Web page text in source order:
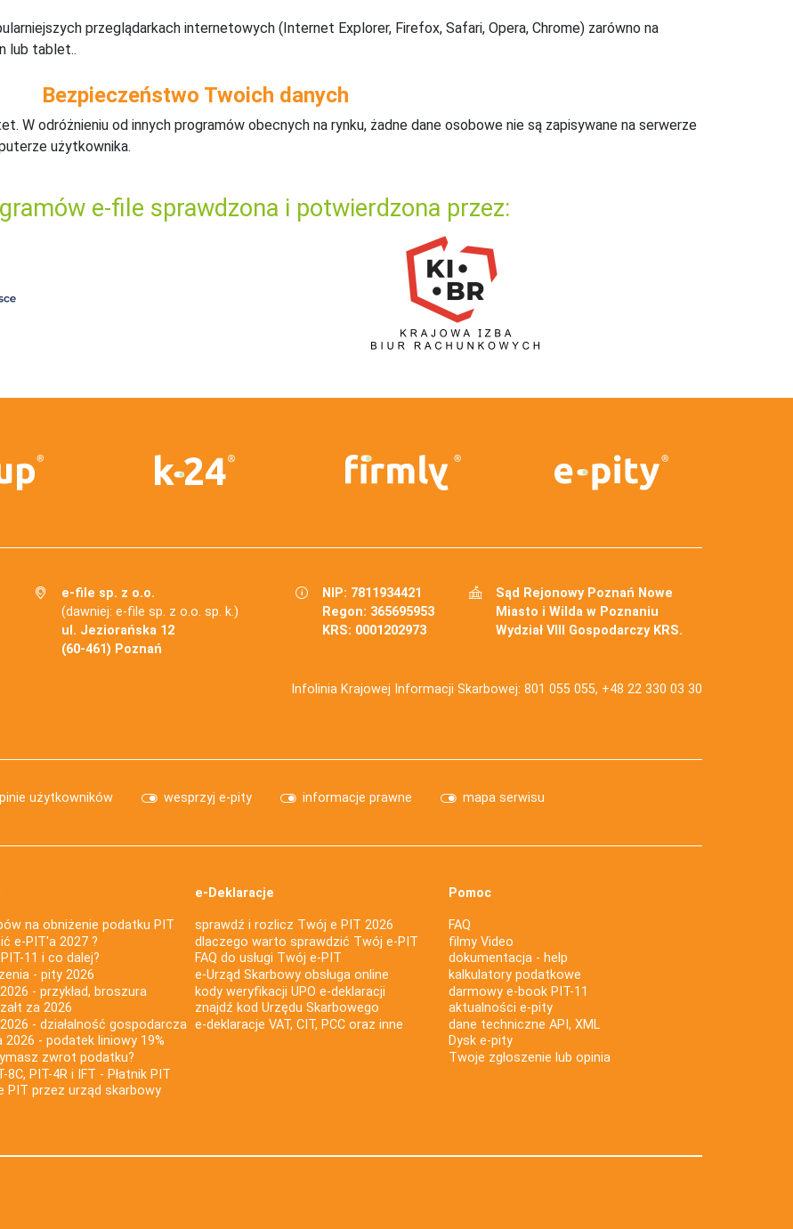
przeglądarkach internetowych (Internet Explorer, Firefox, Safari, Opera, Chrome) zarówno na
lub tablet..
Bezpieczeństwo Twoich danych
W odróżnieniu od innych programów obecnych na rynku, żadne dane osobowe nie są zapisywane na serwerze
użytkownika.
e-file sprawdzona i potwierdzona przez:
e-file sp. z o.o.
(dawniej: e-file sp. z o.o. sp. k.)
ul. Jeziorańska 12
(60-461) Poznań
NIP: 7811934421
Regon: 365695953
KRS: 0001202973
Sąd Rejonowy Poznań Nowe
Miasto i Wilda w Poznaniu
Wydział VIII Gospodarczy KRS.
Infolinia Krajowej Informacji Skarbowej: 801 055 055, +48 22 330 03 30
użytkowników wesprzyj e-pity informacje prawne mapa serwisu
na obniżenie podatku PIT
e-PIT'a 2027 ?
11 i co dalej?
- pity 2026
- przykład, broszura
za 2026
- działalność gospodarcza
2026 - podatek liniowy 19%
zwrot podatku?
8C, PIT-4R i IFT - Płatnik PIT
PIT przez urząd skarbowy
e-Deklaracje
sprawdź i rozlicz Twój e PIT 2026
dlaczego warto sprawdzić Twój e-PIT
FAQ do usługi Twój e-PIT
e-Urząd Skarbowy obsługa online
kody weryfikacji UPO e-deklaracji
znajdź kod Urzędu Skarbowego
e-deklaracje VAT, CIT, PCC oraz inne
Pomoc
FAQ
filmy Video
dokumentacja - help
kalkulatory podatkowe
darmowy e-book PIT-11
aktualności e-pity
dane techniczne API, XML
Dysk e-pity
Twoje zgłoszenie lub opinia